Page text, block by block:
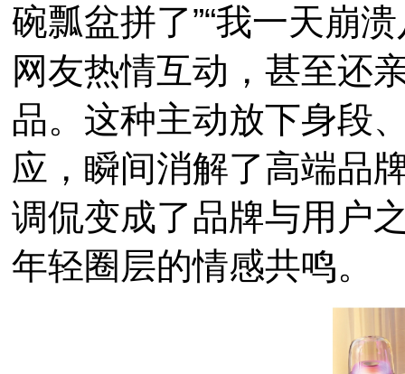
碗瓢盆拼了”“我一天崩
网友热情互动，甚至还
品。这种主动放下身段
应，瞬间消解了高端品
调侃变成了品牌与用户
年轻圈层的情感共鸣。